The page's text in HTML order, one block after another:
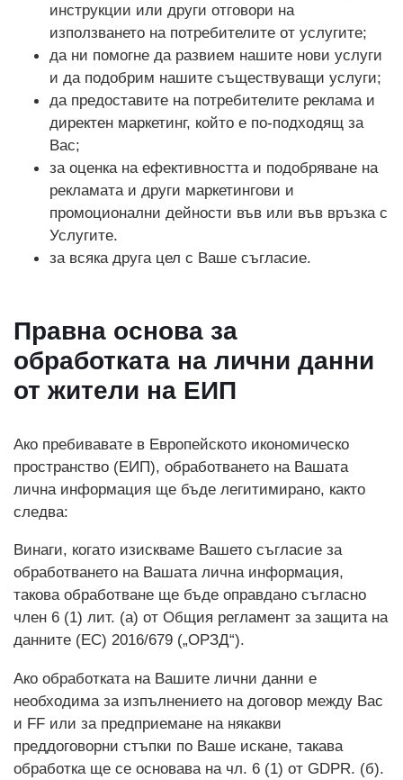
инструкции или други отговори на
използването на потребителите от услугите;
да ни помогне да развием нашите нови услуги
и да подобрим нашите съществуващи услуги;
да предоставите на потребителите реклама и
директен маркетинг, който е по-подходящ за
Вас;
за оценка на ефективността и подобряване на
рекламата и други маркетингови и
промоционални дейности във или във връзка с
Услугите.
за всяка друга цел с Ваше съгласие.
Правна основа за
обработката на лични данни
от жители на ЕИП
Ако пребивавате в Европейското икономическо
пространство (ЕИП), обработването на Вашата
лична информация ще бъде легитимирано, както
следва:
Винаги, когато изискваме Вашето съгласие за
обработването на Вашата лична информация,
такова обработване ще бъде оправдано съгласно
член 6 (1) лит. (а) от Общия регламент за защита на
данните (ЕС) 2016/679 („ОРЗД“).
Ако обработката на Вашите лични данни е
необходима за изпълнението на договор между Вас
и FF или за предприемане на някакви
преддоговорни стъпки по Ваше искане, такава
обработка ще се основава на чл. 6 (1) от GDPR. (б).